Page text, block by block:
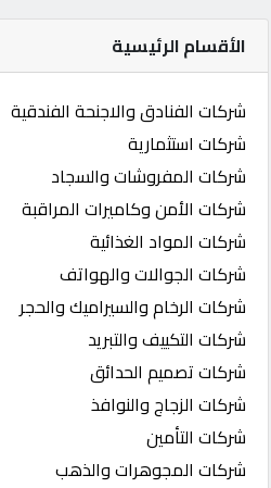
الأقسام الرئيسية
شركات الفنادق والاجنحة الفندقية
شركات استثمارية
شركات المفروشات والسجاد
شركات الأمن وكاميرات المراقبة
شركات المواد الغذائية
شركات الجوالات والهواتف
شركات الرخام والسيراميك والحجر
شركات التكييف والتبريد
شركات تصميم الحدائق
شركات الزجاج والنوافذ
شركات التأمين
شركات المجوهرات والذهب